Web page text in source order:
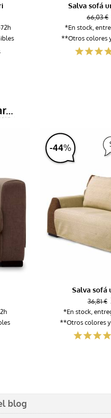
Salva sofá
66,03 €
*En stock,
**Otros colores
-44%
Salva sofá
36,81 €
*En stock,
**Otros colores
blog